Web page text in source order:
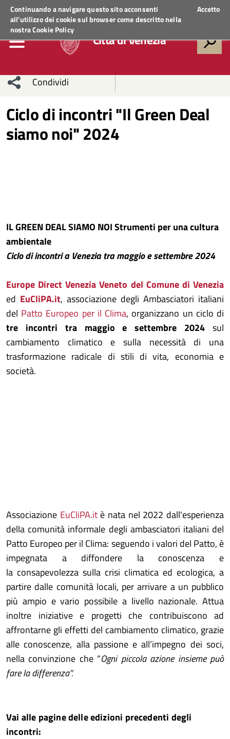
Continuando a navigare questo sito acconsenti
all'utilizzo dei cookie sul browser come descritto nella
nostraCookie Policy
Accetto
Regione VenetoACCEDI AI SERVIZI
Città di Venezia
Condividi
sui social
Condividi
Condividi
su
Condividi
Whatsapp
Ciclo di incontri "Il Green Deal
siamo noi" 2024
IL GREEN DEAL SIAMO NOI Strumenti per una cultura
ambientale
Ciclo di incontri a Venezia tra maggio e settembre 2024
Europe Direct Venezia Veneto del Comune di Venezia
ed EuCliPA.it, associazione degli Ambasciatori italiani
del Patto Europeo per il Clima, organizzano un ciclo di
tre incontri tra maggio e settembre 2024 sul
cambiamento climatico e sulla necessità di una
trasformazione radicale di stili di vita, economia e
società.
Associazione EuCliPA.itè nata nel 2022 dall'esperienza
della comunità informale degli ambasciatori italiani del
Patto Europeo per il Clima: seguendo i valori del Patto, è
impegnata a diffondere la conoscenza e
la consapevolezza sulla crisi climatica ed ecologica, a
partire dalle comunità locali, per arrivare a un pubblico
più ampio e vario possibile a livello nazionale. Attua
inoltre iniziative e progetti che contribuiscono ad
affrontarne gli effetti del cambiamento climatico, grazie
alle conoscenze, alla passione e all’impegno dei soci,
nella convinzione che “Ogni piccola azione insieme può
fare la differenza''.
Vai alle pagine delle edizioni precedenti degli
incontri: